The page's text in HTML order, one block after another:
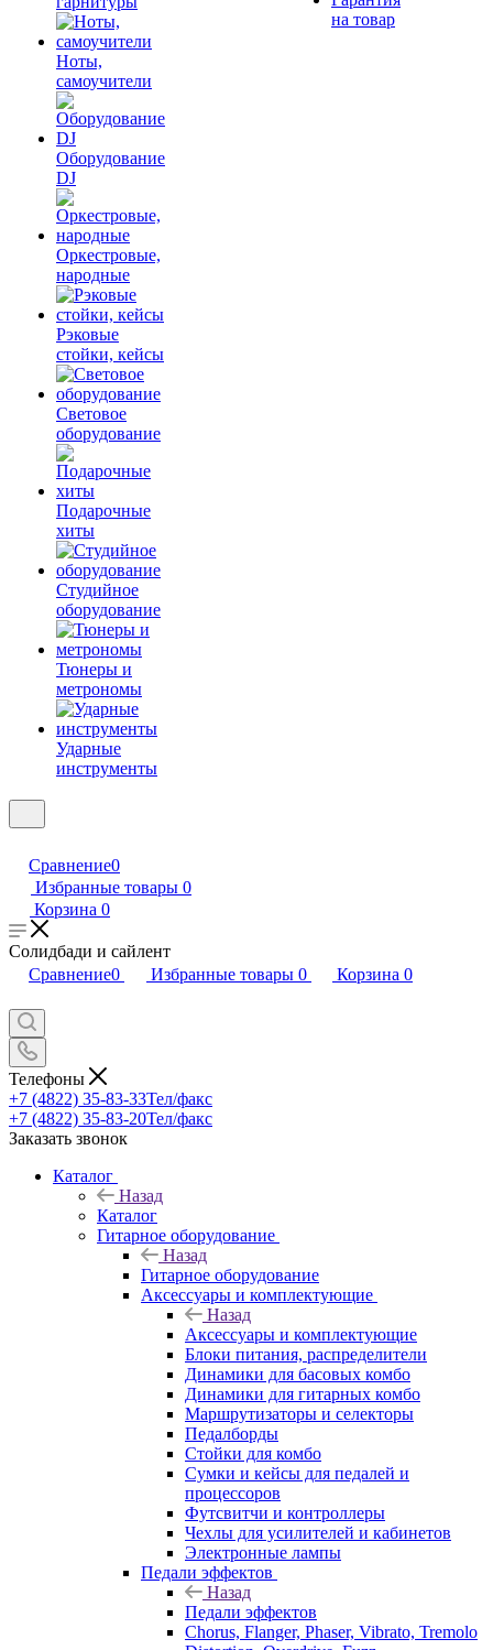
Ноты,
самоучители
Оборудование
DJ
Оркестровые,
народные
Рэковые
стойки, кейсы
Световое
оборудование
Подарочные
хиты
Студийное
оборудование
Тюнеры и
метрономы
Ударные
инструменты
на товар
Сравнение0
Избранные товары 0
Корзина 0
Солидбади и сайлент
Сравнение0 Избранные товары 0 Корзина 0
Телефоны
+7 (4822) 35-83-33Тел/факс
+7 (4822) 35-83-20Тел/факс
Заказать звонок
Каталог
Назад
Каталог
Гитарное оборудование
Назад
Гитарное оборудование
Аксессуары и комплектующие
Назад
Аксессуары и комплектующие
Блоки питания, распределители
Динамики для басовых комбо
Динамики для гитарных комбо
Маршрутизаторы и селекторы
Педалборды
Стойки для комбо
Сумки и кейсы для педалей и
процессоров
Футсвитчи и контроллеры
Чехлы для усилителей и кабинетов
Электронные лампы
Педали эффектов
Назад
Педали эффектов
Chorus, Flanger, Phaser, Vibrato, Tremolo